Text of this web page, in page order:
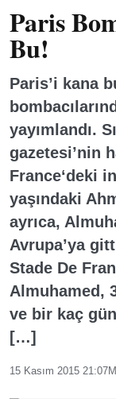
Paris
Bu!
Paris’i kana
yayımlandı.
gazetesi’nin
France‘deki
yaşındaki
ayrıca,
Avrupa’ya
Stade De
Almuhamed,
ve bir kaç
[…]
15 Kasım 2015 21:07